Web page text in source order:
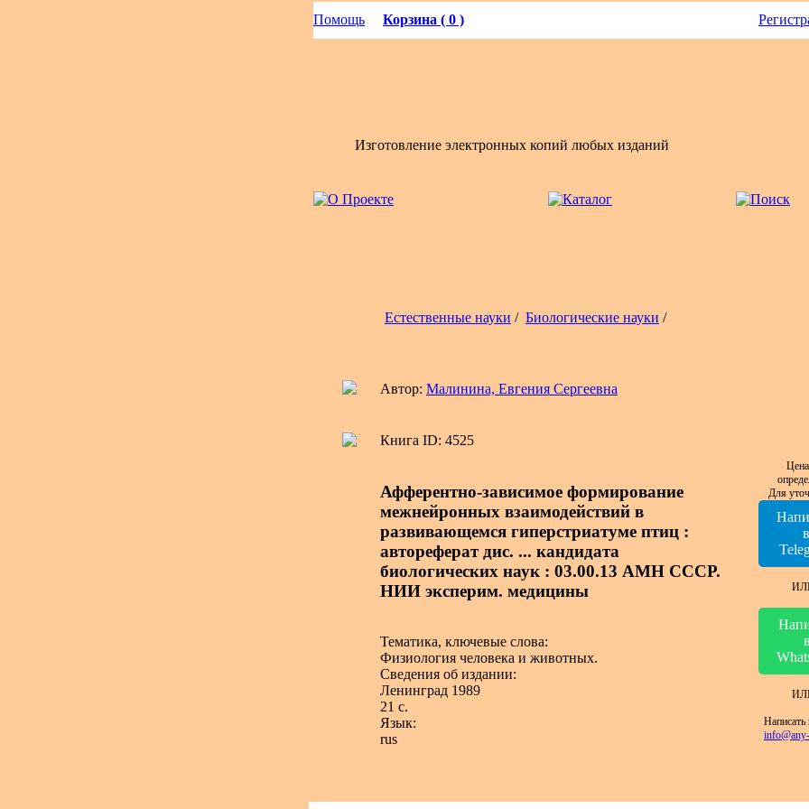
Помощь Корзина ( 0 )
Изготовление электронных копий любых изданий
Естественные науки / Биологические науки /
Автор: Малинина, Евгения Сергеевна
Книга ID: 4525
Афферентно-зависимое формирование
межнейронных взаимодействий в
развивающемся гиперстриатуме птиц :
автореферат дис. ... кандидата
биологических наук : 03.00.13 АМН СССР.
НИИ эксперим. медицины
Тематика, ключевые слова:
Физиология человека и животных.
Сведения об издании:
Ленинград 1989
21 с.
Язык:
rus
Для
в
в
Написать